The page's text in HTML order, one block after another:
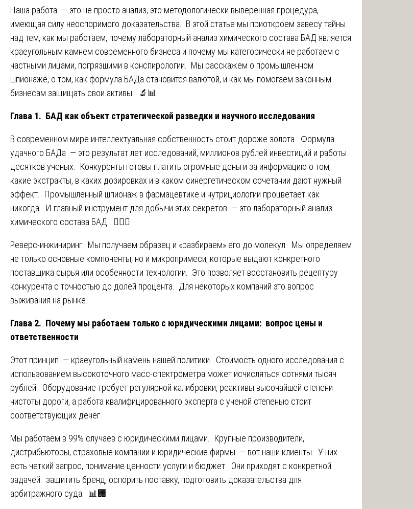
Наша работа — это не просто анализ, это методологически выверенная процедура,
имеющая силу неоспоримого доказательства. В этой статье мы приоткроем завесу тайны
над тем, как мы работаем, почему лабораторный анализ химического состава БАД является
краеугольным камнем современного бизнеса и почему мы категорически не работаем с
частными лицами, погрязшими в конспирологии. Мы расскажем о промышленном
шпионаже, о том, как формула БАДа становится валютой, и как мы помогаем законным
бизнесам защищать свои активы. 🔬📊
Глава 1. БАД как объект стратегической разведки и научного исследования
В современном мире интеллектуальная собственность стоит дороже золота. Формула
удачного БАДа — это результат лет исследований, миллионов рублей инвестиций и работы
десятков ученых. Конкуренты готовы платить огромные деньги за информацию о том,
какие экстракты, в каких дозировках и в каком синергетическом сочетании дают нужный
эффект. Промышленный шпионаж в фармацевтике и нутрициологии процветает как
никогда. И главный инструмент для добычи этих секретов — это лабораторный анализ
химического состава БАД. 🕵️‍♂️💼
Реверс-инжиниринг: Мы получаем образец и «разбираем» его до молекул. Мы определяем
не только основные компоненты, но и микропримеси, которые выдают конкретного
поставщика сырья или особенности технологии. Это позволяет восстановить рецептуру
конкурента с точностью до долей процента. Для некоторых компаний это вопрос
выживания на рынке.
Глава 2. Почему мы работаем только с юридическими лицами: вопрос цены и
ответственности
Этот принцип — краеугольный камень нашей политики. Стоимость одного исследования с
использованием высокоточного масс-спектрометра может исчисляться сотнями тысяч
рублей. Оборудование требует регулярной калибровки, реактивы высочайшей степени
чистоты дороги, а работа квалифицированного эксперта с ученой степенью стоит
соответствующих денег.
Мы работаем в 99% случаев с юридическими лицами. Крупные производители,
дистрибьюторы, страховые компании и юридические фирмы — вот наши клиенты. У них
есть четкий запрос, понимание ценности услуги и бюджет. Они приходят с конкретной
задачей: защитить бренд, оспорить поставку, подготовить доказательства для
арбитражного суда. 📊🏢